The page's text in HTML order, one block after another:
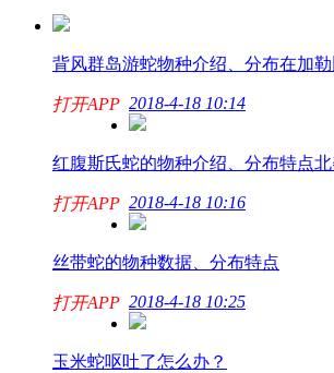
背风群岛游蛇物种介绍、分布在加
2018-4-18 10:14
打开APP
红腹斯氏蛇的物种介绍、分布特点
2018-4-18 10:16
打开APP
丝带蛇的物种数据、分布特点
2018-4-18 10:25
打开APP
玉米蛇呕吐了怎么办？